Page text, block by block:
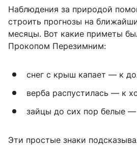
Наблюдения за природой
строить прогнозы на
месяцы. Вот какие приметы
Прокопом Перезимним:
снег с крыш капает — к
верба распустилась — к
зайцы до сих пор белые —
Эти простые знаки